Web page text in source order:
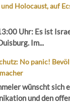
Holocaust, auf
Uhr: Es ist
Im...
No panic!
wünscht sich
und den